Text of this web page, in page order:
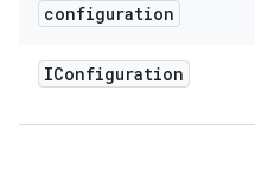
configuration
IConfiguration